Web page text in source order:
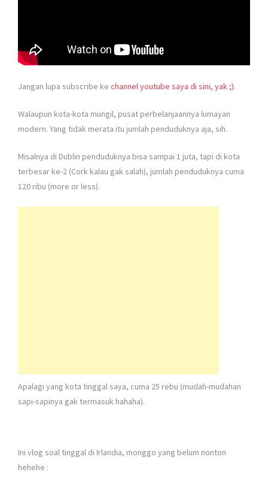
Jangan lupa subscribe ke channel youtube saya di sini, yak ;).
Walaupun kota-kota mungil, pusat perbelanjaannya lumayan
modern. Yang tidak merata itu jumlah penduduknya aja, sih.
Misalnya di Dublin penduduknya bisa sampai 1 juta, tapi di kota
terbesar ke-2 (Cork kalau gak salah), jumlah penduduknya cuma
120 ribu (more or less).
Apalagi yang kota tinggal saya, cuma 25 rebu (mudah-mudahan
sapi-sapinya gak termasuk hahaha).
Ini vlog soal tinggal di Irlandia, monggo yang belum nonton
hehehe :